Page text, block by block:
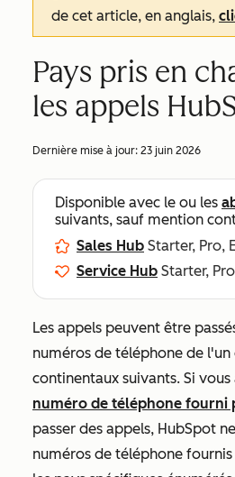
de cet article, en anglais,
Pays pris en
les appels
Dernière mise à jour: 23 juin 2026
Disponible avec le ou les
suivants, sauf mention
Sales Hub Starter, Pro,
Service Hub Starter,
Les appels peuvent être
numéros de téléphone de l'un
continentaux suivants. Si vous
numéro de téléphone fourni
passer des appels, HubSpot
numéros de téléphone